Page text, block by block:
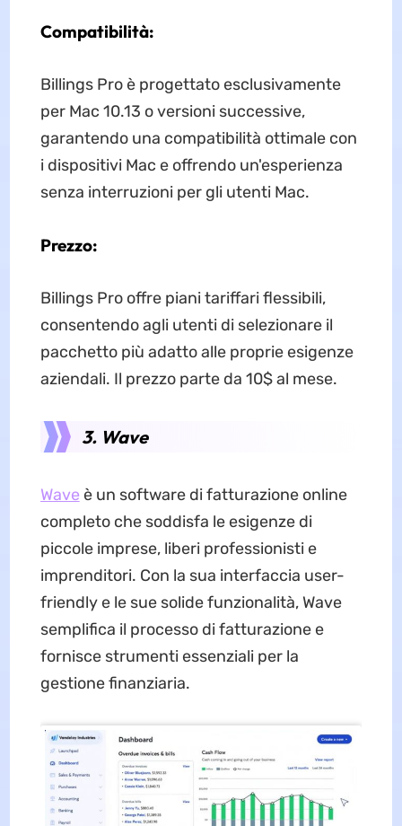
Compatibilità:
Billings Pro è progettato esclusivamente
per Mac 10.13 o versioni successive,
garantendo una compatibilità ottimale con
i dispositivi Mac e offrendo un'esperienza
senza interruzioni per gli utenti Mac.
Prezzo:
Billings Pro offre piani tariffari flessibili,
consentendo agli utenti di selezionare il
pacchetto più adatto alle proprie esigenze
aziendali. Il prezzo parte da 10$ al mese.
3. Wave
Wave è un software di fatturazione online
completo che soddisfa le esigenze di
piccole imprese, liberi professionisti e
imprenditori. Con la sua interfaccia user-
friendly e le sue solide funzionalità, Wave
semplifica il processo di fatturazione e
fornisce strumenti essenziali per la
gestione finanziaria.